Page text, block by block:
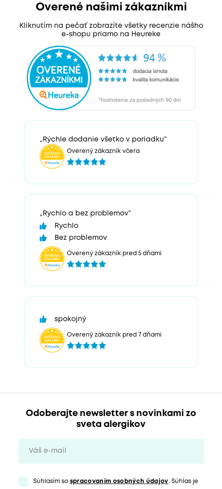
Overené našimi zákazníkmi
Kliknutím na pečať zobrazíte všetky recenzie nášho
e-shopu priamo na Heureke
„Rýchle dodanie všetko v poriadku“
Overený zákazník včera
„Rychlo a bez problemov“
Rychlo
Bez problemov
Overený zákazník pred 5 dňami
spokojný
Overený zákazník pred 7 dňami
Odoberajte newsletter s novinkami zo
sveta alergikov
Súhlasím so spracovaním osobných údajov. Súhlas je